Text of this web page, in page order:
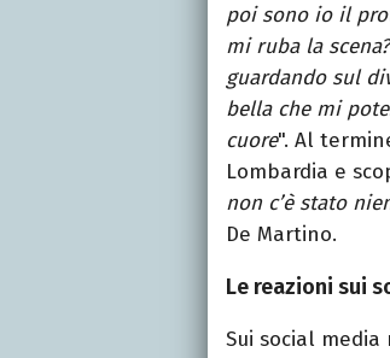
poi sono io il
mi ruba la scena?
guardando sul
bella che mi
cuore". Al
Lombardia e
non c’è stato
De Martino.
Le reazioni sui
Sui social